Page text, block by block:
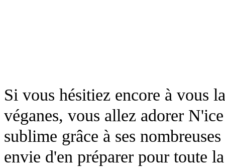
Si vous hésitiez encore à vous
véganes, vous allez adorer
sublime grâce à ses
envie d'en préparer pour toute